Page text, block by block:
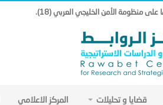
على منظومة الأمن الخليجي العربي (18).
قضايا و تحليلات المركز الاعلامي